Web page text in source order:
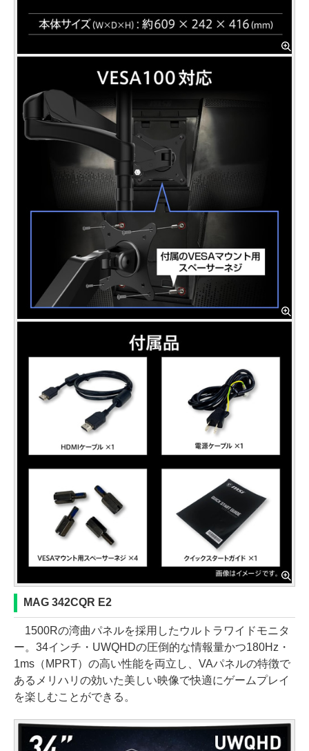
MAG 342CQR E2
1500Rの湾曲パネルを採用したウルトラワイドモニタ
ー。34インチ・UWQHDの圧倒的な情報量かつ180Hz・
1ms（MPRT）の高い性能を両立し、VAパネルの特徴で
あるメリハリの効いた美しい映像で快適にゲームプレイ
を楽しむことができる。